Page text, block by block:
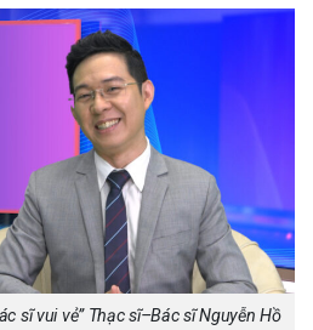
sĩ vui vẻ” Thạc sĩ–Bác sĩ Nguyễn Hồ